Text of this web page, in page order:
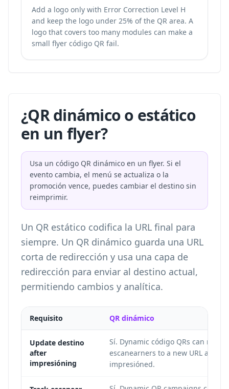
Add a logo only with Error Correction Level H
and keep the logo under 25% of the QR area. A
logo that covers too many modules can make a
small flyer código QR fail.
¿QR dinámico o estático
en un flyer?
Usa un código QR dinámico en un flyer. Si el
evento cambia, el menú se actualiza o la
promoción vence, puedes cambiar el destino sin
reimprimir.
Un QR estático codifica la URL final para
siempre. Un QR dinámico guarda una URL
corta de redirección y usa una capa de
redirección para enviar al destino actual,
permitiendo cambios y analítica.
Requisito QR dinámico
Update destino
after
impresióning
Sí. Dynamic código QRs can
escanearners to a new URL after
impresióned.